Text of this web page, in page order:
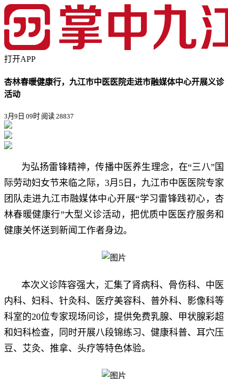
打开APP
杏林春暖健康行，九江市中医医院走进市融媒体中心开展义诊
活动
3月9日 09时 阅读 28837
为弘扬雷锋精神，传播中医养生理念，在“三八”国
际劳动妇女节来临之际，3月5日，九江市中医医院专家
团队走进九江市融媒体中心开展“学习雷锋践初心，杏
林春暖健康行”大型义诊活动，把优质中医医疗服务和
健康关怀送到新闻工作者身边。
本次义诊阵容强大，汇集了肾病科、骨伤科、中医
内科、妇科、针灸科、医疗美容科、普外科、影像科等
科室的20位专家现场问诊，提供免费乳腺、甲状腺彩超
和妇科检查，同时开展八段锦练习、健康科普、耳穴压
豆、艾灸、推拿、头疗等特色体验。